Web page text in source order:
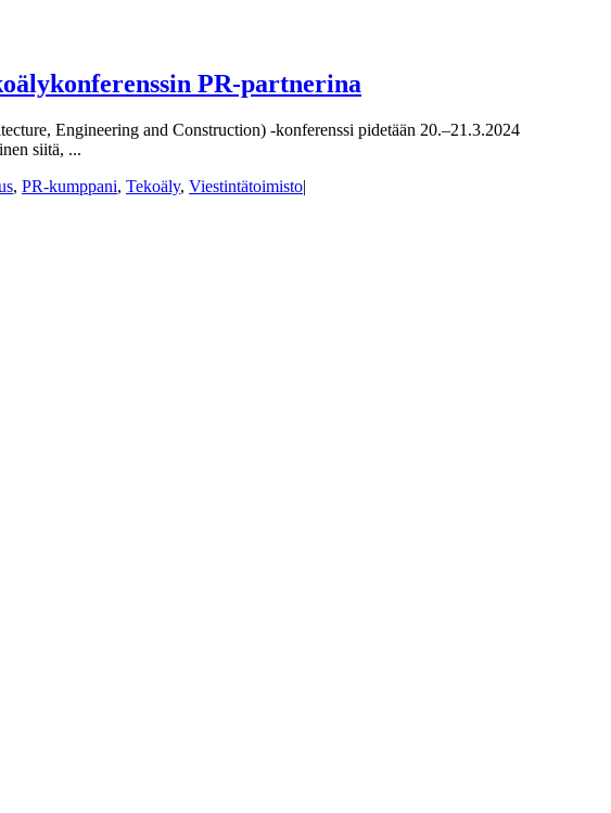
PR-partnerina
Engineering and Construction) -konferenssi pidetään 20.–21.3.2024
siitä, ...
, PR-kumppani, Tekoäly, Viestintätoimisto|